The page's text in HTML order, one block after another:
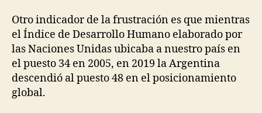
Otro indicador de la frustración es que mientras
el Índice de Desarrollo Humano elaborado por
las Naciones Unidas ubicaba a nuestro país en
el puesto 34 en 2005, en 2019 la Argentina
descendió al puesto 48 en el posicionamiento
global.